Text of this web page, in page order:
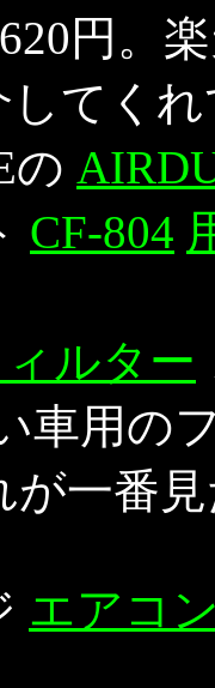
円。
してく
の
CF-804
ルター
車用の
が一番
エアコ